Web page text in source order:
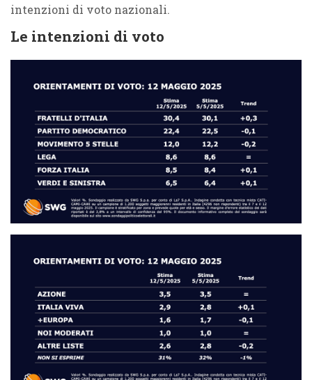
intenzioni di voto nazionali.
Le intenzioni di voto